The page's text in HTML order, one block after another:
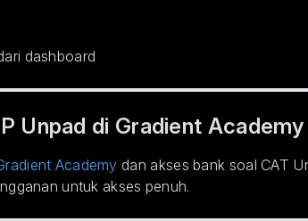
dashboard
Unpad di Gradient Academy
Academy dan akses bank soal CAT
untuk akses penuh.